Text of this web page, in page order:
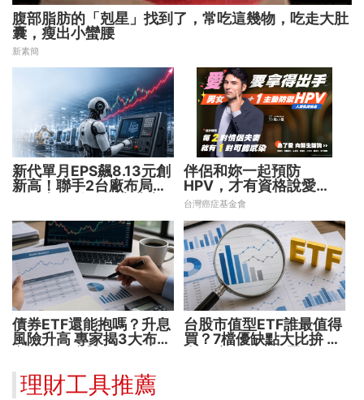
腹部脂肪的「剋星」找到了，常吃這幾物，吃走大肚
囊，瘦出小蠻腰
新素簡
新代單月EPS飆8.13元創
新高！聯手2台廠布局機
伴侶和妳一起預防
HPV，才有資格說愛
妳！
台灣癌症基金會
債券ETF還能抱嗎？升息
風險升高 專家揭3大布局
台股市值型ETF誰最值得
買？7檔優缺點大比拚 找
理財工具推薦